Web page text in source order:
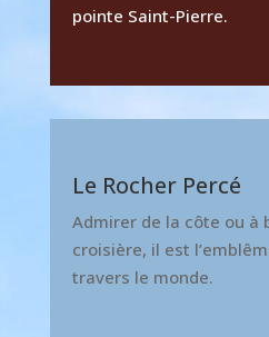
pointe Saint-Pierre.
Le Rocher Percé
Admirer de la côte ou à
croisière, il est
travers le monde.